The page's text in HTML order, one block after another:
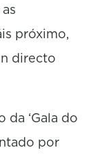
próximo,
directo
‘Gala do
por